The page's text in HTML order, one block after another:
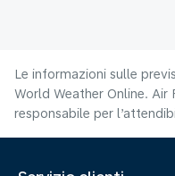
Le informazioni sulle
World Weather Online. Air
responsabile per